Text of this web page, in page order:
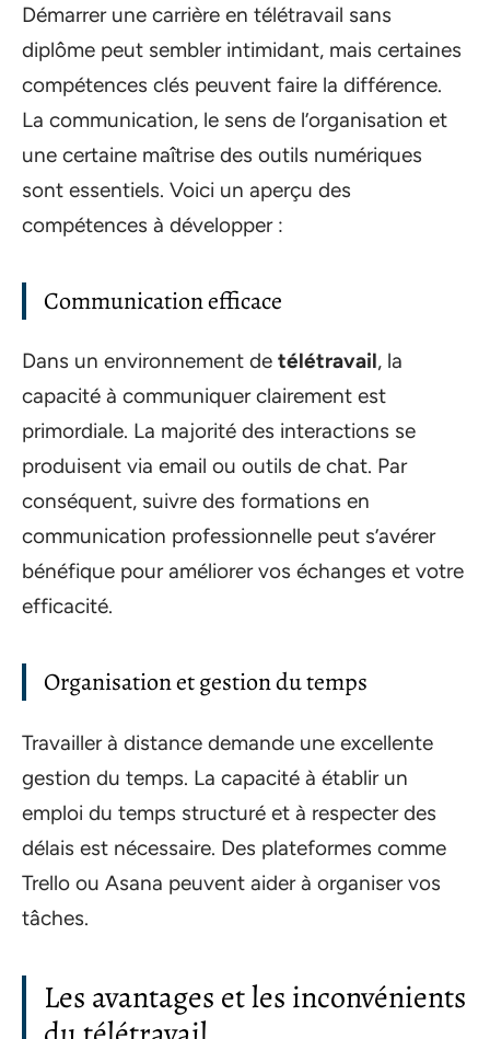
Démarrer une carrière en télétravail sans
diplôme peut sembler intimidant, mais certaines
compétences clés peuvent faire la différence.
La communication, le sens de l’organisation et
une certaine maîtrise des outils numériques
sont essentiels. Voici un aperçu des
compétences à développer :
Communication efficace
Dans un environnement de télétravail, la
capacité à communiquer clairement est
primordiale. La majorité des interactions se
produisent via email ou outils de chat. Par
conséquent, suivre des formations en
communication professionnelle peut s’avérer
bénéfique pour améliorer vos échanges et votre
efficacité.
Organisation et gestion du temps
Travailler à distance demande une excellente
gestion du temps. La capacité à établir un
emploi du temps structuré et à respecter des
délais est nécessaire. Des plateformes comme
Trello ou Asana peuvent aider à organiser vos
tâches.
Les avantages et les inconvénients